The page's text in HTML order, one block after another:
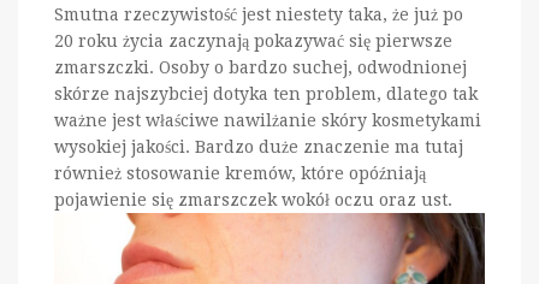
Smutna rzeczywistość jest niestety taka, że już po
20 roku życia zaczynają pokazywać się pierwsze
zmarszczki. Osoby o bardzo suchej, odwodnionej
skórze najszybciej dotyka ten problem, dlatego tak
ważne jest właściwe nawilżanie skóry kosmetykami
wysokiej jakości. Bardzo duże znaczenie ma tutaj
również stosowanie kremów, które opóźniają
pojawienie się zmarszczek wokół oczu oraz ust.